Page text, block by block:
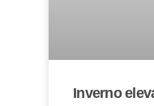
Inverno